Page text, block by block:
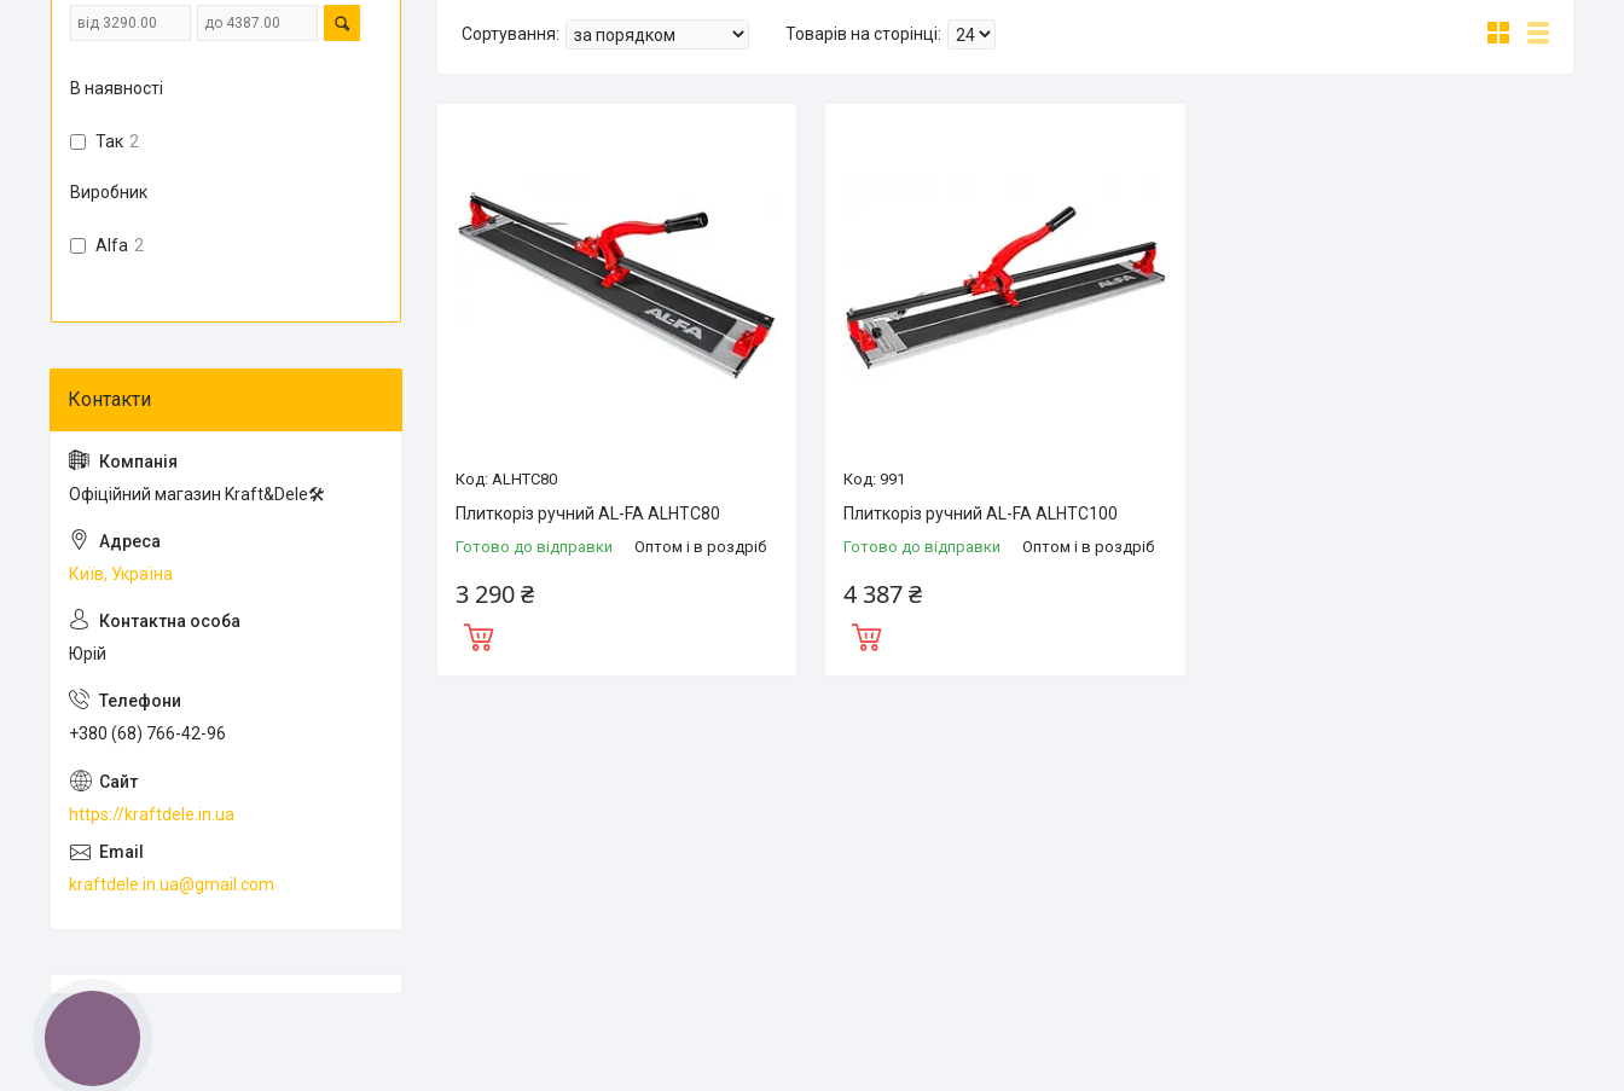
ALHTC80
Плиткоріз ручний AL-FA ALHTC80
Готово до відправки Оптом і в роздріб
3 290 ₴
991
Плиткоріз ручний AL-FA ALHTC100
Готово до відправки Оптом і в роздріб
4 387 ₴
В наявності
Так 2
Виробник
Alfa 2
Офіційний магазин Kraft&Dele🛠
Київ, Україна
Юрій
+380 (68) 766-42-96
https://kraftdele.in.ua
kraftdele.in.ua@gmail.com